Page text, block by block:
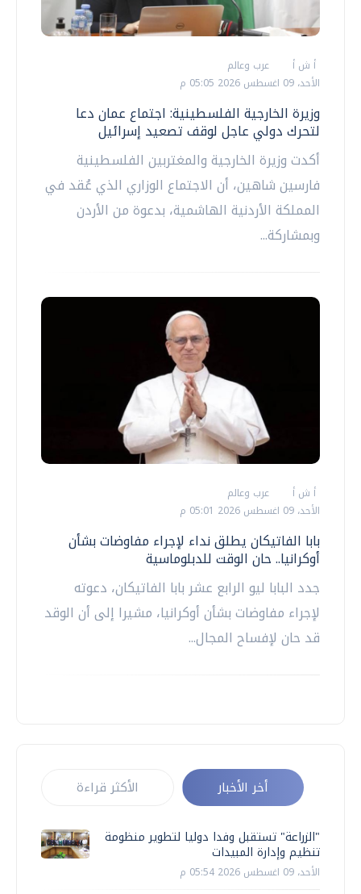
أ ش أ
عرب وعالم
الأحد، 09 اغسطس 2026 05:05 م
وزيرة الخارجية الفلسطينية: اجتماع عمان دعا
لتحرك دولي عاجل لوقف تصعيد إسرائيل
أكدت وزيرة الخارجية والمغتربين الفلسطينية
فارسين شاهين، أن الاجتماع الوزاري الذي عُقد في
المملكة الأردنية الهاشمية، بدعوة من الأردن
وبمشاركة...
أ ش أ
عرب وعالم
الأحد، 09 اغسطس 2026 05:01 م
بابا الفاتيكان يطلق نداء لإجراء مفاوضات بشأن
أوكرانيا.. حان الوقت للدبلوماسية
جدد البابا ليو الرابع عشر بابا الفاتيكان، دعوته
لإجراء مفاوضات بشأن أوكرانيا، مشيرا إلى أن الوقد
قد حان لإفساح المجال...
أخر الأخبار الأكثر قراءة
"الزراعة" تستقبل وفدا دوليا لتطوير منظومة
تنظيم وإدارة المبيدات
الأحد، 09 اغسطس 2026 05:54 م